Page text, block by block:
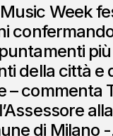
Week
più
della città e
– commenta
di Milano -